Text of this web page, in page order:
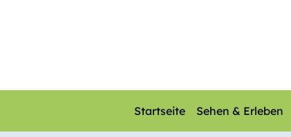
Startseite Sehen & Erleben